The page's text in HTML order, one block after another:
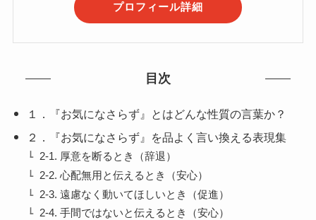
プロフィール詳細
目次
１．『お気になさらず』とはどんな性質の言葉か？
２．『お気になさらず』を品よく言い換える表現集
2-1. 厚意を断るとき（辞退）
2-2. 心配無用と伝えるとき（安心）
2-3. 遠慮なく動いてほしいとき（促進）
2-4. 手間ではないと伝えるとき（安心）